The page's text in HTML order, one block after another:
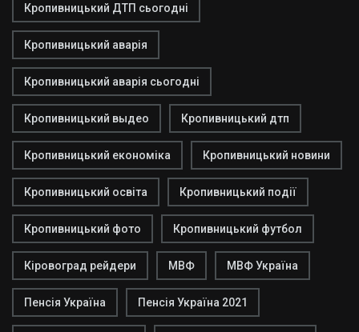
Кропивницький ДТП сьогодні
Кропивницький аварія
Кропивницький аварія сьогодні
Кропивницький выдео Кропивницький дтп
Кропивницький економіка Кропивницький новини
Кропивницький освіта Кропивницький події
Кропивницький фото Кропивницький футбол
Кіровоград рейдери МВФ МВФ Україна
Пенсія Україна Пенсія Україна 2021